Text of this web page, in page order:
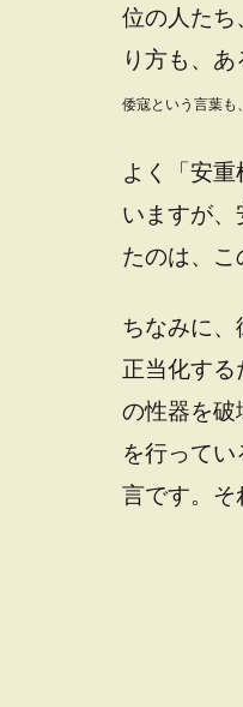
位の人たち
り方も、
倭寇という言葉も
よく「安
いますが
たのは、こ
ちなみに
正当化す
の性器を破
を行って
言です。そ